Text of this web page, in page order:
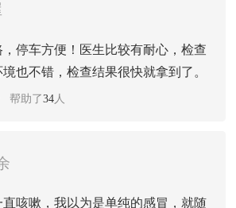
停车方便！医生比较有耐心，检查
也不错，检查结果很快就拿到了。
帮助了34人
咳嗽，我以为是单纯的感冒，就随